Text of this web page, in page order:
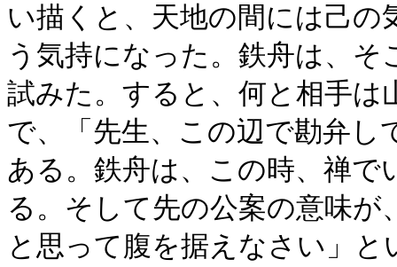
い描くと、天地の間には己
う気持になった。鉄舟は、
試みた。すると、何と相手は
で、「先生、この辺で勘弁
ある。鉄舟は、この時、禅
る。そして先の公案の意味
と思って腹を据えなさい」